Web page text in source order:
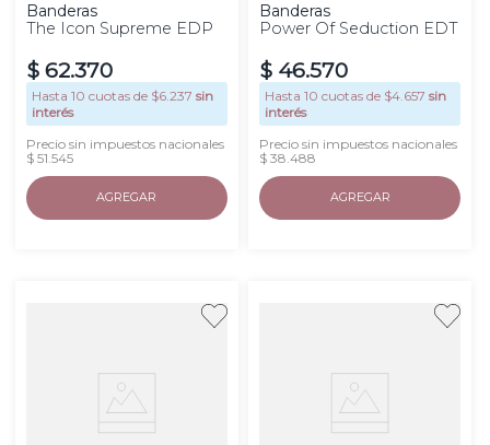
Banderas
The Icon Supreme EDP
$ 62.370
Hasta 10 cuotas de $6.237 sin
interés
Precio sin impuestos nacionales
$ 51.545
AGREGAR
Banderas
Power Of Seduction EDT
$ 46.570
Hasta10 cuotas de $4.657 sin
interés
Precio sin impuestos nacionales
$ 38.488
AGREGAR